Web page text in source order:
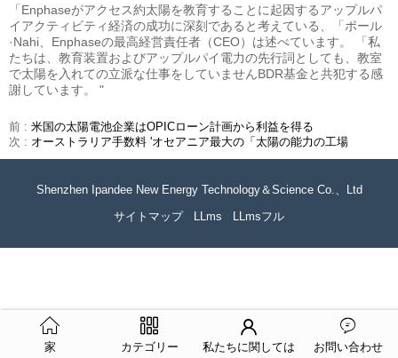
「Enphaseがアクセス約太陽を教育することに起因するアップルパ
イアクティビティ経済の成功に深刻であると考えている、「ポール
·Nahi、Enphaseの最高経営責任者（CEO）は述べています。 「私
たちは、教育装置およびアップルパイ電力の先行詞としても、教室
で太陽を入れての立派な仕事をしていませんBDR基金と共犯する感
謝しています。 "
前 : 米国の太陽電池企業はOPICローン計画から利益を得る
次 : オーストラリア手数料 'オセアニア最大の「太陽の能力の工場
Shenzhen Ipandee New Energy Technology＆Science Co.、Ltd
サイトマップ
LLms LLmsフル
家 カテゴリー 私たちに関しては お問い合わせ